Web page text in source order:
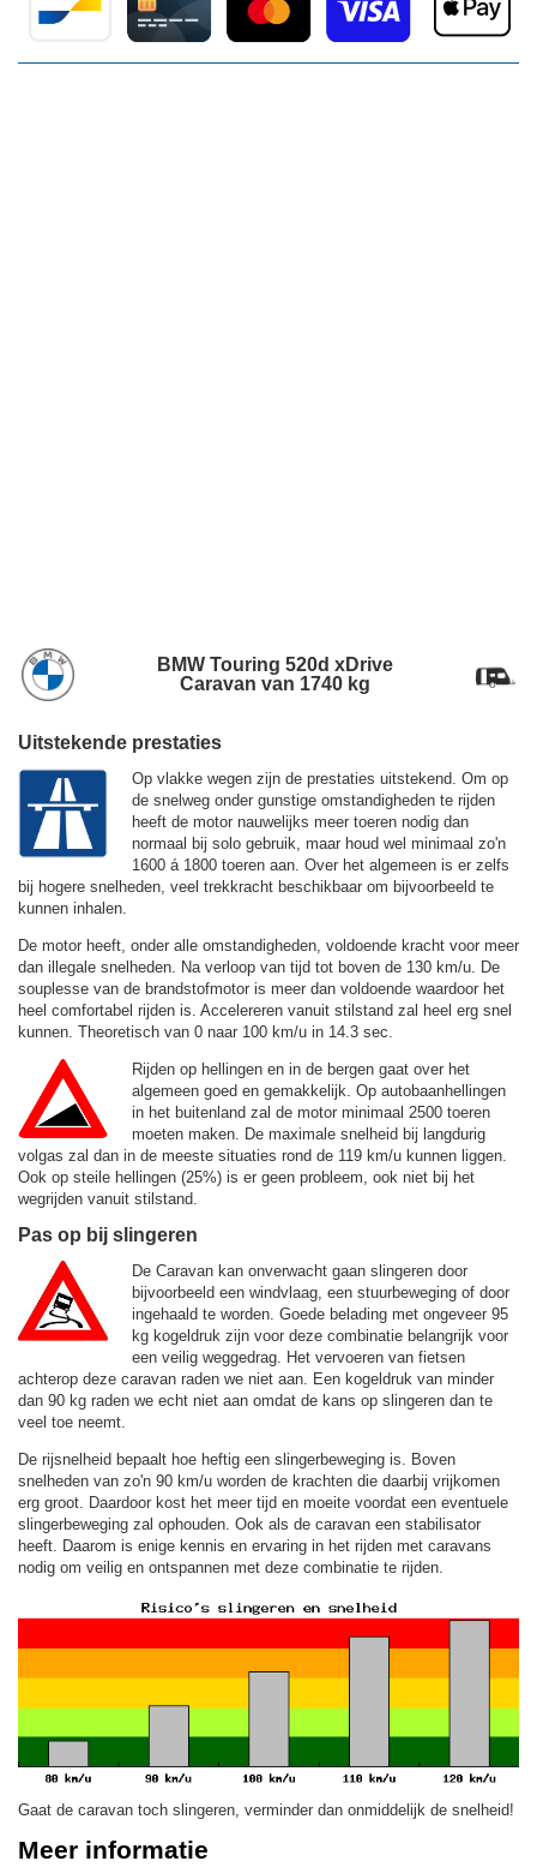
BMW Touring 520d xDrive
Caravan van 1740 kg
Uitstekende prestaties
Op vlakke wegen zijn de prestaties uitstekend. Om op
de snelweg onder gunstige omstandigheden te rijden
heeft de motor nauwelijks meer toeren nodig dan
normaal bij solo gebruik, maar houd wel minimaal zo'n
1600 á 1800 toeren aan. Over het algemeen is er zelfs
bij hogere snelheden, veel trekkracht beschikbaar om bijvoorbeeld te
kunnen inhalen.
De motor heeft, onder alle omstandigheden, voldoende kracht voor meer
dan illegale snelheden. Na verloop van tijd tot boven de 130 km/u.
De
souplesse van de brandstofmotor is meer dan voldoende waardoor het
heel comfortabel rijden is. Accelereren vanuit stilstand zal heel erg snel
kunnen. Theoretisch van 0 naar 100 km/u in 14.3 sec.
Rijden op hellingen en in de bergen gaat over het
algemeen goed en gemakkelijk. Op autobaanhellingen
in het buitenland zal de motor minimaal 2500 toeren
moeten maken. De maximale snelheid bij langdurig
volgas zal dan in de meeste situaties rond de 119 km/u kunnen liggen.
Ook op steile hellingen (25%) is er geen probleem, ook niet bij het
wegrijden vanuit stilstand.
Pas op bij slingeren
De Caravan kan onverwacht gaan slingeren door
bijvoorbeeld een windvlaag, een stuurbeweging of door
ingehaald te worden. Goede belading met ongeveer 95
kg kogeldruk zijn voor deze combinatie belangrijk voor
een veilig weggedrag. Het vervoeren van fietsen
achterop deze caravan raden we niet aan. Een kogeldruk van minder
dan 90 kg raden we echt niet aan omdat de kans op slingeren dan te
veel toe neemt.
De rijsnelheid bepaalt hoe heftig een slingerbeweging is. Boven
snelheden van zo'n 90 km/u worden de krachten die daarbij vrijkomen
erg groot. Daardoor kost het meer tijd en moeite voordat een eventuele
slingerbeweging zal ophouden. Ook als de caravan een stabilisator
heeft. Daarom is enige kennis en ervaring in het rijden met caravans
nodig om veilig en ontspannen met deze combinatie te rijden.
Gaat de caravan toch slingeren, verminder dan onmiddelijk de snelheid!
Meer informatie